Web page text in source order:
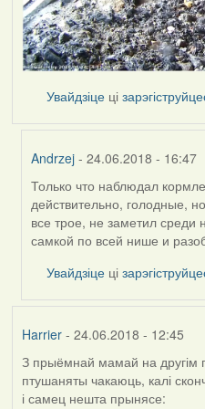
Увайдзіце ці
Andrzej - 24.06.2018 - 16:47
In
reply
to
by
Harrier
Только что наблюдал
действительно, голодные,
все трое, не заметил среди
самкой по всей нише и
Увайдзіце ці
Harrier- 24.06.2018 - 12:45
З прыёмнай мамай на другім
птушаняты чакаюць, калі
і самец нешта прынясе: